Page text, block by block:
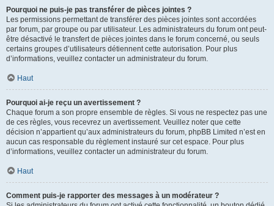
Pourquoi ne puis-je pas transférer de pièces jointes ?
Les permissions permettant de transférer des pièces jointes sont accordées
par forum, par groupe ou par utilisateur. Les administrateurs du forum ont peut-
être désactivé le transfert de pièces jointes dans le forum concerné, ou seuls
certains groupes d’utilisateurs détiennent cette autorisation. Pour plus
d’informations, veuillez contacter un administrateur du forum.
Haut
Pourquoi ai-je reçu un avertissement ?
Chaque forum a son propre ensemble de règles. Si vous ne respectez pas une
de ces règles, vous recevrez un avertissement. Veuillez noter que cette
décision n’appartient qu’aux administrateurs du forum, phpBB Limited n’est en
aucun cas responsable du règlement instauré sur cet espace. Pour plus
d’informations, veuillez contacter un administrateur du forum.
Haut
Comment puis-je rapporter des messages à un modérateur ?